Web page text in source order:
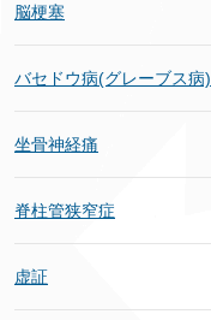
脳梗塞
バセドウ病(グレーブス病)
坐骨神経痛
脊柱管狭窄症
虚証